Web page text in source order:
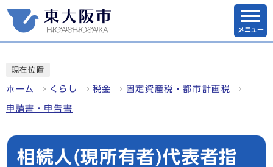
メニュー
現在位置
ホーム くらし 税金 固定資産税・都市計画税
申請書・申告書
相続人(現所有者)代表者指